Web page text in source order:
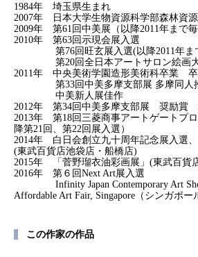
1984年 埼玉県生まれ
2007年 日本大学生物資源科学部森林資
2009年 第61回中美展（以降2011年まで毎
2010年 第63回示現会展入選
第76回旺玄展入選(以降2011年ま
第20回全日本アートサロン絵画大
2011年 中央美術学園造形美術科卒業 卒
第33回中美多摩支部展 多摩同人推
中美新人展佳作
2012年 第34回中美多摩支部展 奨励賞
2013年 第18回三菱商事アートゲートプ
降第21回、第22回展入選）
2014年 白日会創立九十周年記念展入選、
(東武百貨店池袋店・船橋店)
2015年 「菅野瑠衣油彩画展」(東武百貨
2016年 第６回Next Art展入選
Infinity Japan Contemporary Art
Affordable Art Fair, Singapore（シンガポー
この作家の作品